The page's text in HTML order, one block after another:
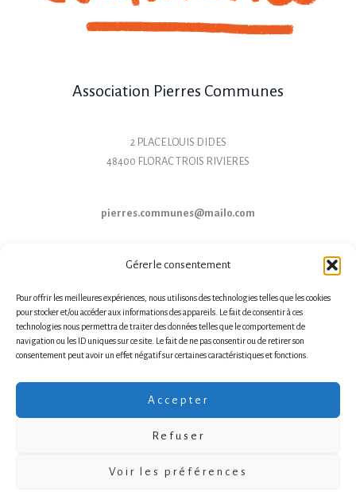
Gérer le consentement
Pour offrir les meilleures expériences, nous utilisons des technologies telles que les cookies
pour stocker et/ou accéder aux informations des appareils. Le fait de consentir à ces
technologies nous permettra de traiter des données telles que le comportement de
navigation ou les ID uniques sur ce site. Le fait de ne pas consentir ou de retirer son
consentement peut avoir un effet négatif sur certaines caractéristiques et fonctions.
Accepter
Refuser
Voir les préférences
Association Pierres Communes
2 PLACE LOUIS DIDES
48400 FLORAC TROIS RIVIERES
pierres.communes@mailo.com
Tous droits réservés à Pierres Communes | 2025 | Conception et développement :